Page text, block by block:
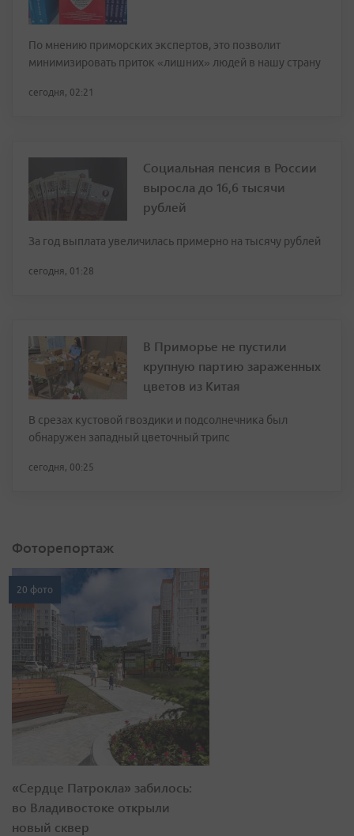
По мнению приморских экспертов, это позволит
минимизировать приток «лишних» людей в нашу страну
сегодня, 02:21
Социальная пенсия в России
выросла до 16,6 тысячи
рублей
За год выплата увеличилась примерно на тысячу рублей
сегодня, 01:28
В Приморье не пустили
крупную партию зараженных
цветов из Китая
В срезах кустовой гвоздики и подсолнечника был
обнаружен западный цветочный трипс
сегодня, 00:25
Фоторепортаж
20 фото
«Сердце Патрокла» забилось:
во Владивостоке открыли
новый сквер